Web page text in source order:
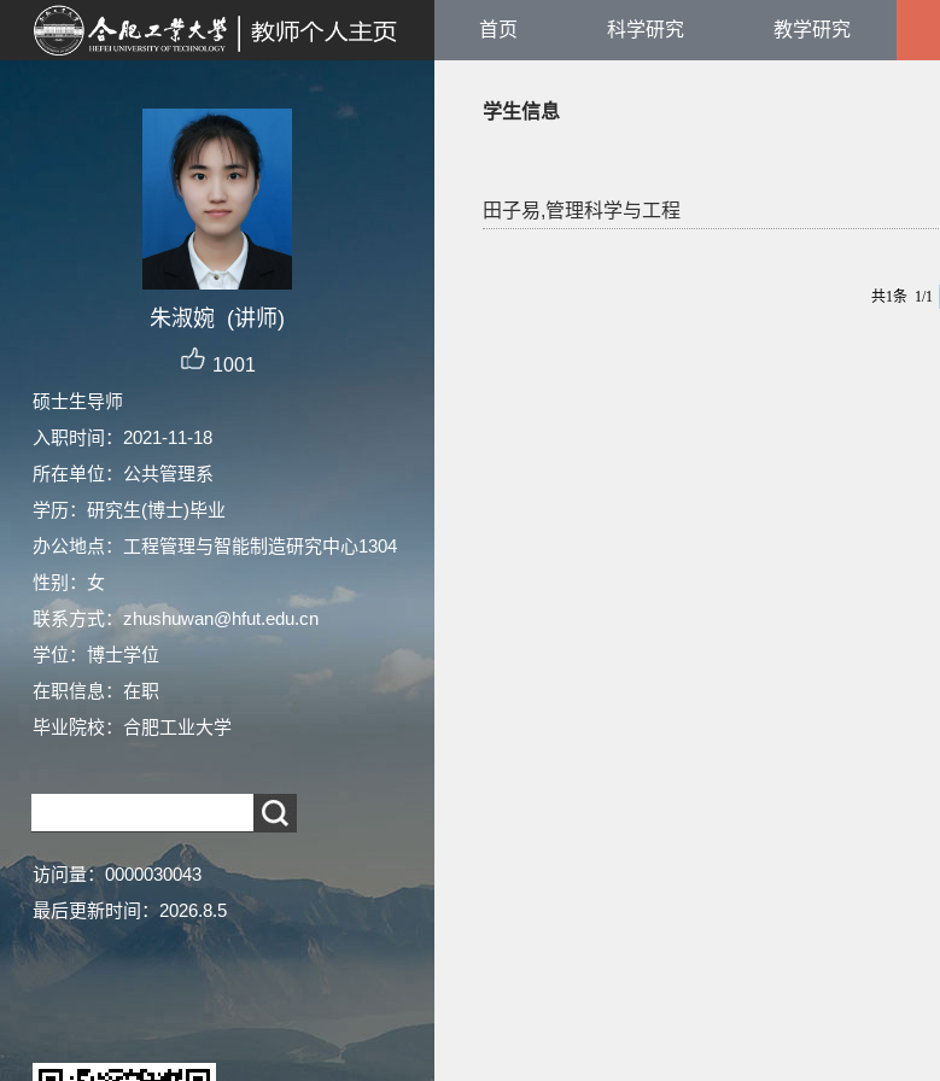
朱淑婉 (讲师)
1001
硕士生导师
入职时间：2021-11-18
所在单位：公共管理系
学历：研究生(博士)毕业
办公地点：工程管理与智能制造研究中心1304
性别：女
联系方式：zhushuwan@hfut.edu.cn
学位：博士学位
在职信息：在职
毕业院校：合肥工业大学
访问量： 0000030043
最后更新时间： 2026.8.5
首页 科学研究 教学研究
学生信息
田子易,管理科学与工程
共1条 1/1